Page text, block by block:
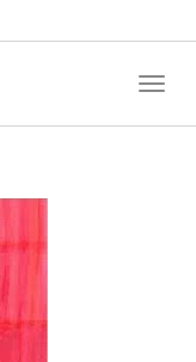
Toggle